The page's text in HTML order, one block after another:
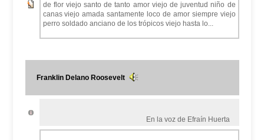
de flor viejo santo de tanto amor viejo de juventud niño de
canas viejo amada santamente loco de amor siempre viejo
perro soldado anciano de los trópicos viejo hasta lo...
Franklin Delano Roosevelt
En la voz de Efraín Huerta